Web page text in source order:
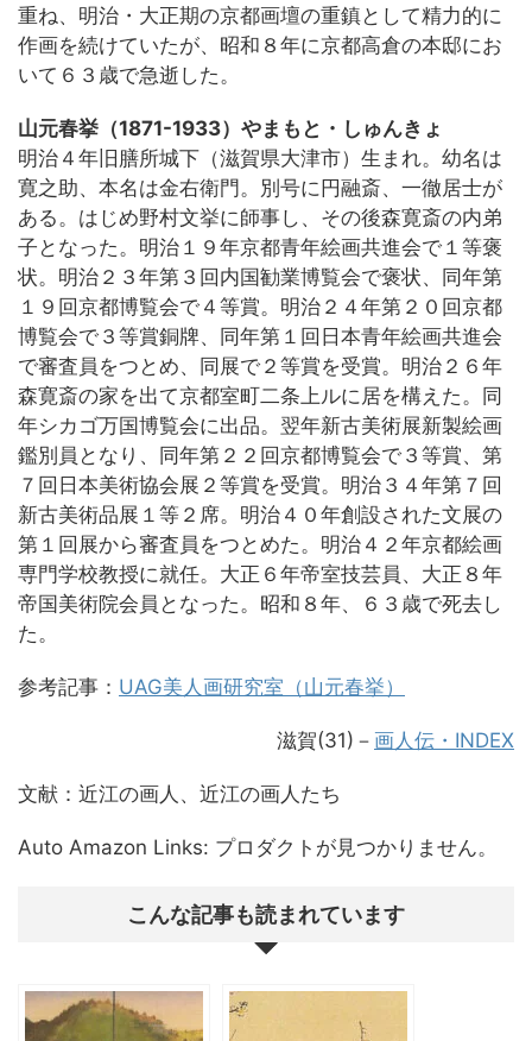
重ね、明治・大正期の京都画壇の重鎮として精力的に
作画を続けていたが、昭和８年に京都高倉の本邸にお
いて６３歳で急逝した。
山元春挙（1871-1933）やまもと・しゅんきょ
明治４年旧膳所城下（滋賀県大津市）生まれ。幼名は
寛之助、本名は金右衛門。別号に円融斎、一徹居士が
ある。はじめ野村文挙に師事し、その後森寛斎の内弟
子となった。明治１９年京都青年絵画共進会で１等褒
状。明治２３年第３回内国勧業博覧会で褒状、同年第
１９回京都博覧会で４等賞。明治２４年第２０回京都
博覧会で３等賞銅牌、同年第１回日本青年絵画共進会
で審査員をつとめ、同展で２等賞を受賞。明治２６年
森寛斎の家を出て京都室町二条上ルに居を構えた。同
年シカゴ万国博覧会に出品。翌年新古美術展新製絵画
鑑別員となり、同年第２２回京都博覧会で３等賞、第
７回日本美術協会展２等賞を受賞。明治３４年第７回
新古美術品展１等２席。明治４０年創設された文展の
第１回展から審査員をつとめた。明治４２年京都絵画
専門学校教授に就任。大正６年帝室技芸員、大正８年
帝国美術院会員となった。昭和８年、６３歳で死去し
た。
参考記事： UAG美人画研究室（山元春挙）
滋賀(31)－ 画人伝・INDEX
文献：近江の画人、近江の画人たち
Auto Amazon Links: プロダクトが見つかりません。
こんな記事も読まれています